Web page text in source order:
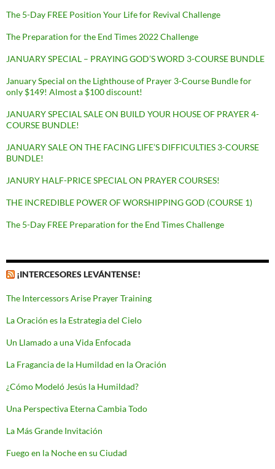
The 5-Day FREE Position Your Life for Revival Challenge
The Preparation for the End Times 2022 Challenge
JANUARY SPECIAL – PRAYING GOD’S WORD 3-COURSE BUNDLE
January Special on the Lighthouse of Prayer 3-Course Bundle for
only $149! Almost a $100 discount!
JANUARY SPECIAL SALE ON BUILD YOUR HOUSE OF PRAYER 4-
COURSE BUNDLE!
JANUARY SALE ON THE FACING LIFE’S DIFFICULTIES 3-COURSE
BUNDLE!
JANURY HALF-PRICE SPECIAL ON PRAYER COURSES!
THE INCREDIBLE POWER OF WORSHIPPING GOD (COURSE 1)
The 5-Day FREE Preparation for the End Times Challenge
¡INTERCESORES LEVÁNTENSE!
The Intercessors Arise Prayer Training
La Oración es la Estrategia del Cielo
Un Llamado a una Vida Enfocada
La Fragancia de la Humildad en la Oración
¿Cómo Modeló Jesús la Humildad?
Una Perspectiva Eterna Cambia Todo
La Más Grande Invitación
Fuego en la Noche en su Ciudad